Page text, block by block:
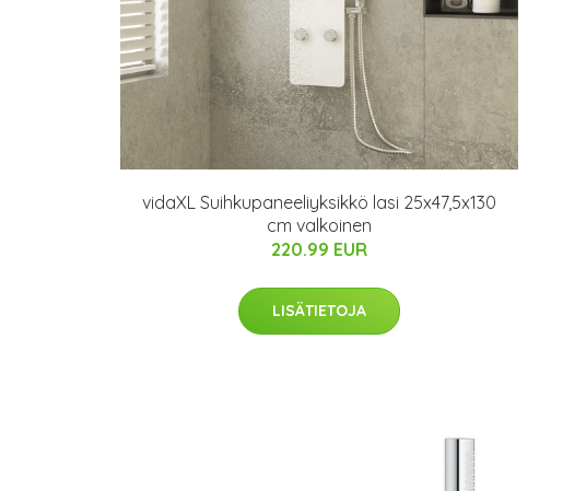
vidaXL Suihkupaneeliyksikkö lasi 25x47,5x130
cm valkoinen
220.99 EUR
LISÄTIETOJA